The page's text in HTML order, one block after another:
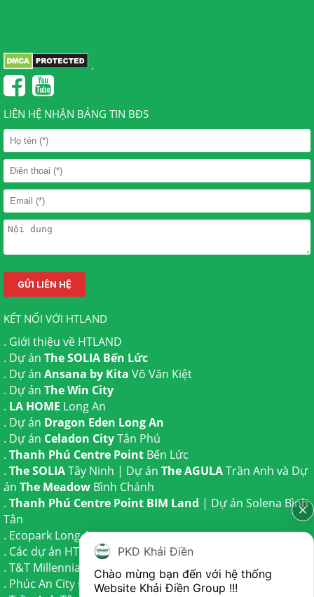
.
LIÊN HỆ NHẬN BẢNG TIN BĐS
KẾT NỐI VỚI HTLAND
. Giới thiệu về HTLAND
. Dự án The SOLIA Bến Lức
. Dự án Ansana by Kita Võ Văn Kiệt
. Dự án The Win City
. LA HOME Long An
. Dự án Dragon Eden Long An
. Dự án Celadon CityTân Phú
. Thanh Phú Centre Point Bến Lức
. The SOLIATây Ninh | Dự án The AGULATrần Anh và Dự
án The Meadow Bình Chánh
. Thanh Phú Centre Point BIM Land | Dự án Solena Bình
Tân
. Ecopark Long An
. Các dự án HTLAND
. T&T Millennia CityCần Giuộc
. Phúc An CityĐức Hoà
PKD Khải Điền
Chào mừng bạn đến với hệ thống
Website Khải Điền Group !!!